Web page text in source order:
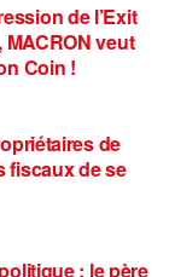
de l’Exit
veut
Coin !
de
fiscaux de se
: le père